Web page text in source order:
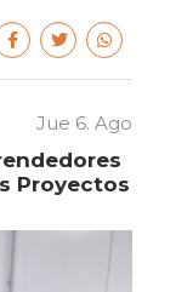
Jue 6. Ago
Proyectos